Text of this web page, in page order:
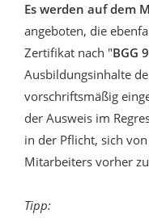
Es werden auf dem
angeboten, die
Zertifikat nach "BGG
Ausbildungsinhalte
vorschriftsmäßig
der Ausweis im
in der Pflicht, sich
Mitarbeiters vorher
Tipp: